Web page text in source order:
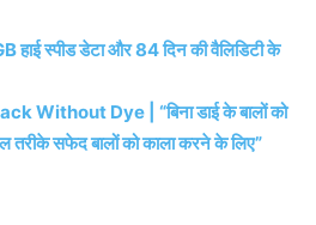
हाई स्पीड डेटा और 84 दिन की वैलिडिटी के
Without Dye | “बिना डाई के बालों को
सफेद बालों को काला करने के लिए”